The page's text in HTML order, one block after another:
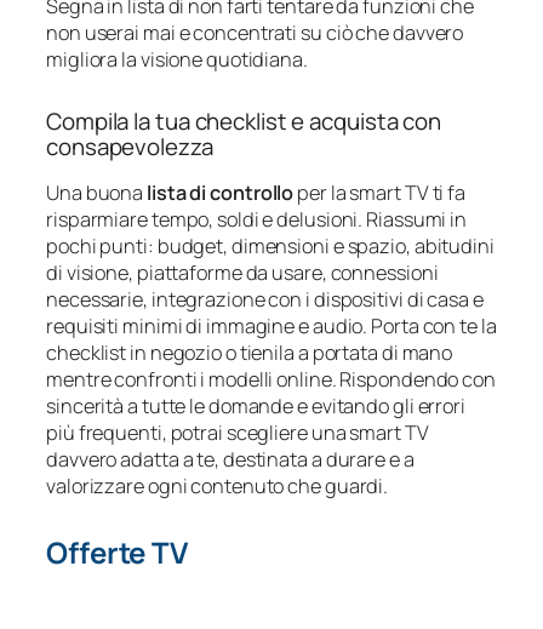
Segna in lista di non farti tentare da funzioni che
non userai mai e concentrati su ciò che davvero
migliora la visione quotidiana.
Compila la tua checklist e acquista con
consapevolezza
Una buona lista di controlloper la smart TV ti fa
risparmiare tempo, soldi e delusioni. Riassumi in
pochi punti: budget, dimensioni e spazio, abitudini
di visione, piattaforme da usare, connessioni
necessarie, integrazione con i dispositivi di casa e
requisiti minimi di immagine e audio. Porta con te la
checklist in negozio o tienila a portata di mano
mentre confronti i modelli online. Rispondendo con
sincerità a tutte le domande e evitando gli errori
più frequenti, potrai scegliere una smart TV
davvero adatta a te, destinata a durare e a
valorizzare ogni contenuto che guardi.
Offerte TV